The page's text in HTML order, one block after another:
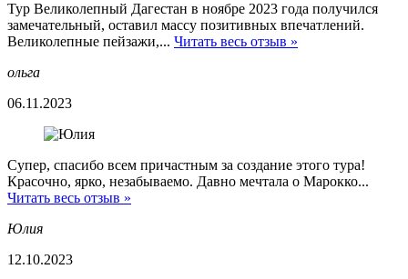
Тур Великолепный Дагестан в ноябре 2023 года получился
замечательный, оставил массу позитивных впечатлений.
Великолепные пейзажи,... Читать весь отзыв »
ольга
06.11.2023
Супер, спасибо всем причастным за создание этого тура!
Красочно, ярко, незабываемо. Давно мечтала о Марокко...
Читать весь отзыв »
Юлия
12.10.2023